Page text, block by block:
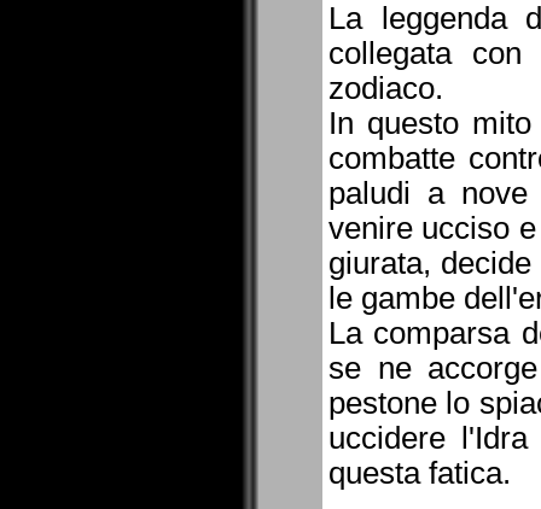
La leggenda
collegata
zodiaco.
In questo
combatte
paludi a
venire ucciso
giurata,
le gambe
La comparsa
se ne
pestone lo
uccidere
questa fatica.